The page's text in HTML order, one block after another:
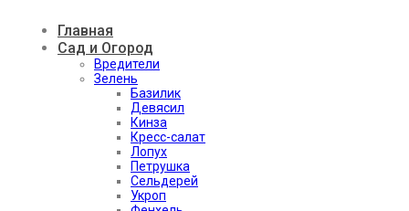
Главная
Сад и Огород
Вредители
Зелень
Базилик
Девясил
Кинза
Кресс-салат
Лопух
Петрушка
Сельдерей
Укроп